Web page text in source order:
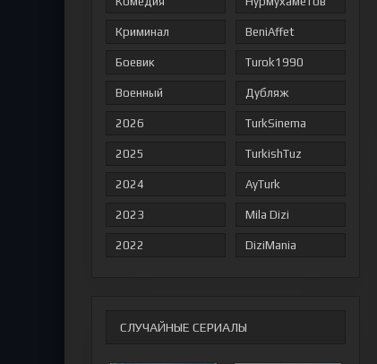
Криминал
Боевик
Военный
2026
2025
2024
2023
2022
BeniAffet
Turok1990
Дубляж
TurkSinema
TurkishTuz
AyTurk
Mila Dizi
DiziMania
СЛУЧАЙНЫЕ СЕРИАЛЫ